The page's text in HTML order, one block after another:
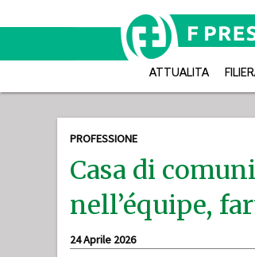
ATTUALITA
PROFESSIONE
Casa di
nell’équipe,
24 Aprile 2026